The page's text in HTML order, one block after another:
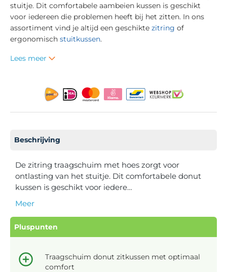
stuitje. Dit comfortabele aambeien kussen is geschikt
voor iedereen die problemen heeft bij het zitten. In ons
assortiment vind je altijd een geschikte zitring of
ergonomisch stuitkussen.
Lees meer
Beschrijving
De zitring traagschuim met hoes zorgt voor
ontlasting van het stuitje. Dit comfortabele donut
kussen is geschikt voor iedere…
Meer
Pluspunten
Traagschuim donut zitkussen met optimaal
comfort